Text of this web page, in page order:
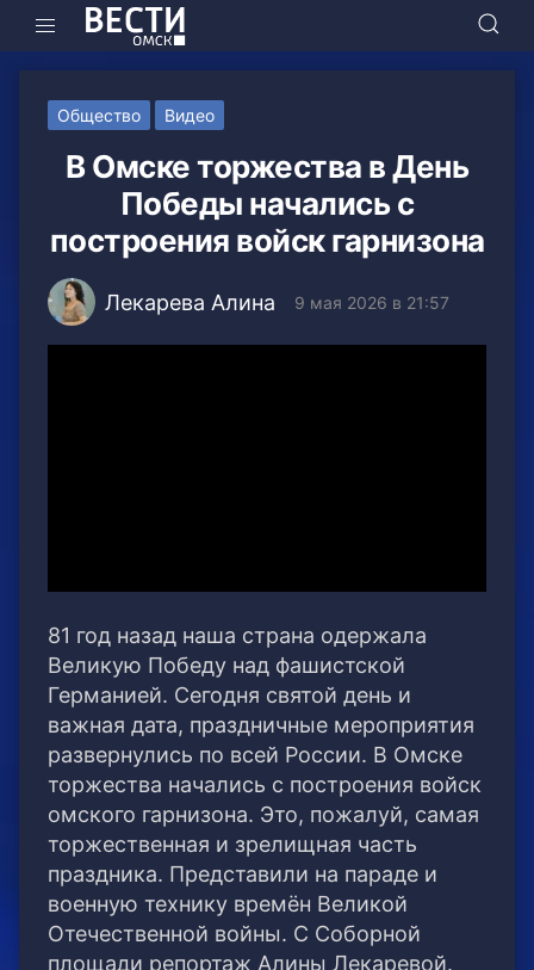
Общество Видео
В Омске торжества в День
Победы начались с
построения войск гарнизона
Лекарева Алина 9 мая 2026 в 21:57
81 год назад наша страна одержала
Великую Победу над фашистской
Германией. Сегодня святой день и
важная дата, праздничные мероприятия
развернулись по всей России. В Омске
торжества начались с построения войск
омского гарнизона. Это, пожалуй, самая
торжественная и зрелищная часть
праздника. Представили на параде и
военную технику времён Великой
Отечественной войны. С Соборной
площади репортаж Алины Лекаревой.